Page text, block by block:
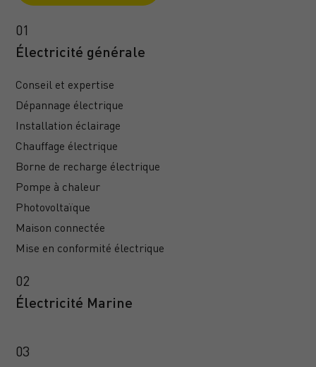
Électricité générale
Conseil et expertise
Dépannage électrique
Installation éclairage
Chauffage électrique
Borne de recharge électrique
Pompe à chaleur
Photovoltaïque
Maison connectée
Mise en conformité électrique
Électricité Marine